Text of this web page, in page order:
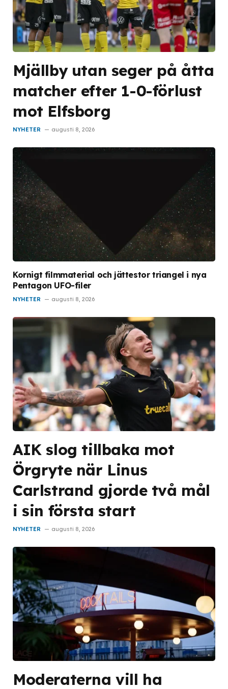
Mjällby utan seger på åtta
matcher efter 1-0-förlust
mot Elfsborg
NYHETER augusti 8, 2026
Kornigt filmmaterial och jättestor triangel i nya
Pentagon UFO-filer
NYHETER augusti 8, 2026
AIK slog tillbaka mot
Örgryte när Linus
Carlstrand gjorde två mål
i sin första start
NYHETER augusti 8, 2026
Moderaterna vill ha